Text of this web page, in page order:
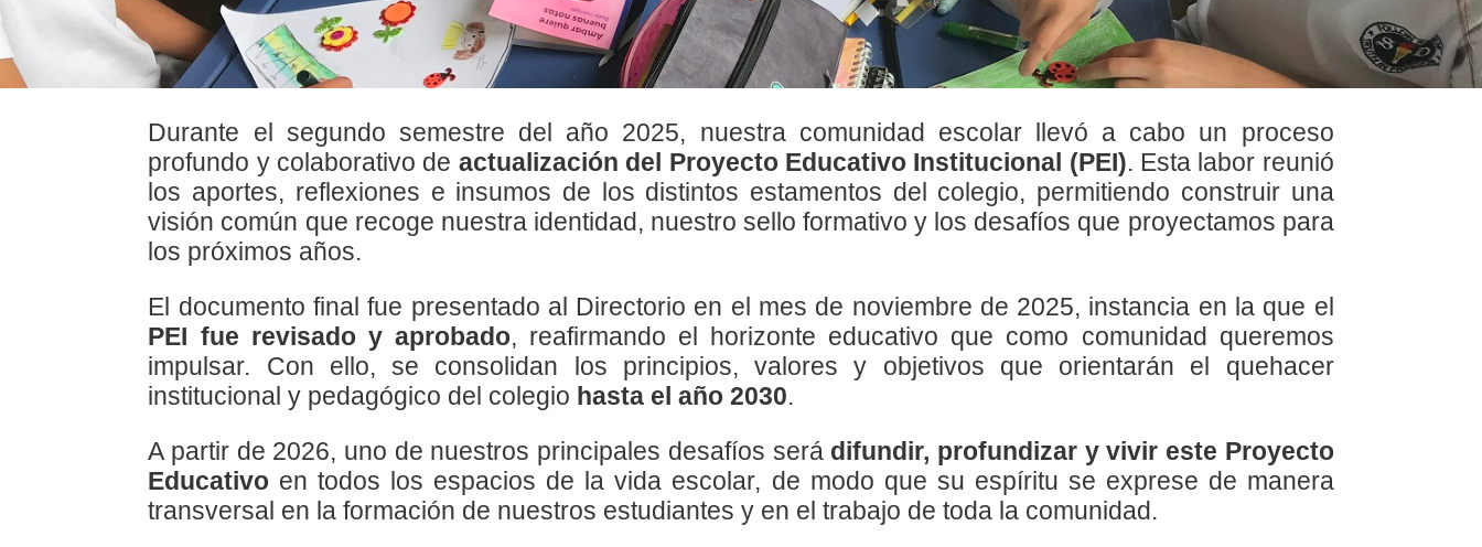
Durante el segundo semestre del año 2025, nuestra comunidad escolar llevó a cabo un proceso
profundo y colaborativo de actualización del Proyecto Educativo Institucional (PEI). Esta labor reunió
los aportes, reflexiones e insumos de los distintos estamentos del colegio, permitiendo construir una
visión común que recoge nuestra identidad, nuestro sello formativo y los desafíos que proyectamos para
los próximos años.
El documento final fue presentado al Directorio en el mes de noviembre de 2025, instancia en la que el
PEI fue revisado y aprobado, reafirmando el horizonte educativo que como comunidad queremos
impulsar. Con ello, se consolidan los principios, valores y objetivos que orientarán el quehacer
institucional y pedagógico del colegio hasta el año 2030.
A partir de 2026, uno de nuestros principales desafíos será difundir, profundizar y vivir este Proyecto
Educativo en todos los espacios de la vida escolar, de modo que su espíritu se exprese de manera
transversal en la formación de nuestros estudiantes y en el trabajo de toda la comunidad.